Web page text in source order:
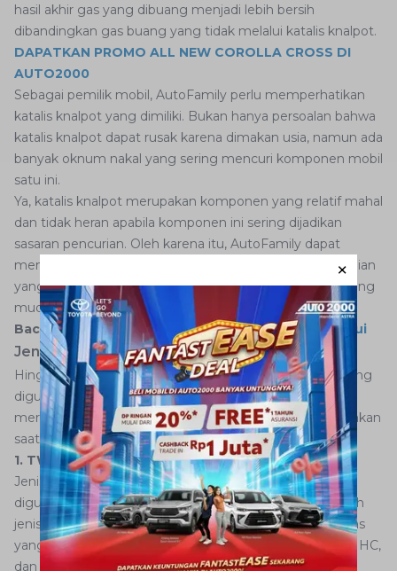
hasil akhir gas yang dibuang menjadi lebih bersih
dibandingkan gas buang yang tidak melalui katalis knalpot.
DAPATKAN PROMO ALL NEW COROLLA CROSS DI
AUTO2000
Sebagai pemilik mobil, AutoFamily perlu memperhatikan
katalis knalpot yang dimiliki. Bukan hanya persoalan bahwa
katalis knalpot dapat rusak karena dimakan usia, namun ada
banyak oknum nakal yang sering mencuri komponen mobil
satu ini.
Ya, katalis knalpot merupakan komponen yang relatif mahal
dan tidak heran apabila komponen ini sering dijadikan
sasaran pencurian. Oleh karena itu, AutoFamily dapat
memasang alarm atau sensor untuk menghindari kejadian
yang tidak diinginkan. Selain itu, carilah tempat parkir yang
mudah diawasi oleh mata ataupun kamera CCTV.
Baca Juga:
3 Fungsi Grill Mobil yang Jarang Diketahui
Jenis-jenis Katalis Knalpot
Hingga saat ini, setidaknya ada 3 jenis katalis knalpot yang
digunakan dalam mobil dan mungkin salah satunya
merupakan katalis knalpot yang mobil AutoFamily gunakan
saat ini. Simak ketiga jenis katalis knalpot berikut ini:
1. TWC (Three-Way Catalyst)
Jenis katalis knalpot pertama dan yang paling sering
digunakan adalah TWC atau Three-Way Catalyst. Seluruh
jenis gas buang berbahaya dapat diubah menjadi zat gas
yang tidak berbahaya dan tidak berpolusi mulai dari CO, HC,
dan juga NOx.